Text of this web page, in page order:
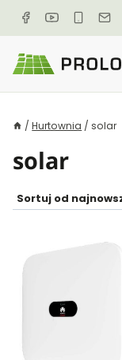
Przeskocz
/ Hurtownia / solar
solar